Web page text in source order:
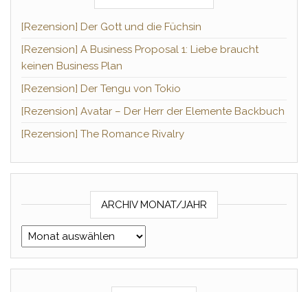
[Rezension] Der Gott und die Füchsin
[Rezension] A Business Proposal 1: Liebe braucht
keinen Business Plan
[Rezension] Der Tengu von Tokio
[Rezension] Avatar – Der Herr der Elemente Backbuch
[Rezension] The Romance Rivalry
ARCHIV MONAT/JAHR
Archiv Monat/Jahr